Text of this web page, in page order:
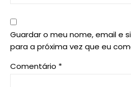
Guardar o meu nome, email e
para a próxima vez que eu
Comentário *